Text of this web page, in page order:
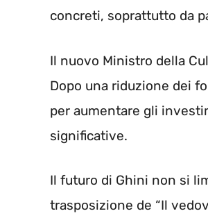
concreti, soprattutto da
Il nuovo Ministro della
Dopo una riduzione dei
per aumentare gli
significative.
Il futuro di Ghini non si
trasposizione de “Il